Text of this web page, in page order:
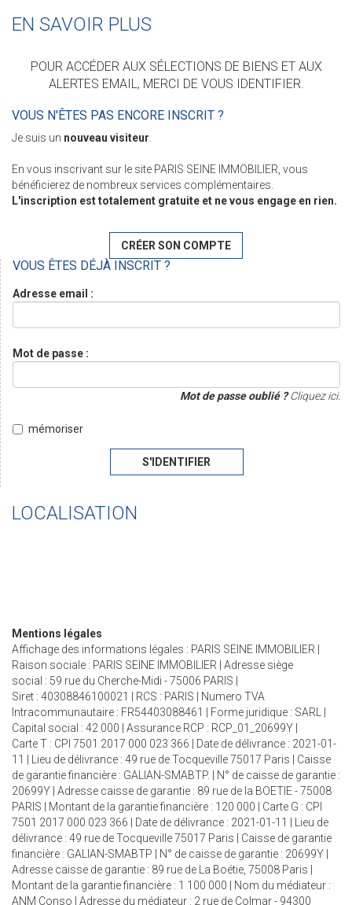
EN SAVOIR PLUS
POUR ACCÉDER AUX SÉLECTIONS DE BIENS ET AUX
ALERTES EMAIL, MERCI DE VOUS IDENTIFIER.
VOUS N'ÊTES PAS ENCORE INSCRIT ?
Je suis un nouveau visiteur
En vous inscrivant sur le site PARIS SEINE IMMOBILIER, vous
bénéficierez de nombreux services complémentaires.
L'inscription est totalement gratuite et ne vous engage en rien.
CRÉER SON COMPTE
VOUS ÊTES DÉJÀ INSCRIT ?
Adresse email :
Mot de passe :
Mot de passe oublié ?Cliquez ici.
mémoriser
S'IDENTIFIER
LOCALISATION
Mentions légales
Affichage des informations légales : PARIS SEINE IMMOBILIER |
Raison sociale : PARIS SEINE IMMOBILIER | Adresse siège
social : 59 rue du Cherche-Midi - 75006 PARIS |
Siret : 40308846100021 | RCS : PARIS | Numero TVA
Intracommunautaire : FR54403088461 | Forme juridique : SARL |
Capital social : 42 000 | Assurance RCP : RCP_01_20699Y |
Carte T : CPI 7501 2017 000 023 366 | Date de délivrance : 2021-01-
11 | Lieu de délivrance : 49 rue de Tocqueville 75017 Paris | Caisse
de garantie financière : GALIAN-SMABTP. | N° de caisse de garantie :
20699Y | Adresse caisse de garantie : 89 rue de la BOETIE - 75008
PARIS | Montant de la garantie financière : 120 000 | Carte G : CPI
7501 2017 000 023 366 | Date de délivrance : 2021-01-11 | Lieu de
délivrance : 49 rue de Tocqueville 75017 Paris | Caisse de garantie
financière : GALIAN-SMABTP | N° de caisse de garantie : 20699Y |
Adresse caisse de garantie : 89 rue de La Boétie, 75008 Paris |
Montant de la garantie financière : 1 100 000 | Nom du médiateur :
ANM Conso | Adresse du médiateur : 2 rue de Colmar - 94300